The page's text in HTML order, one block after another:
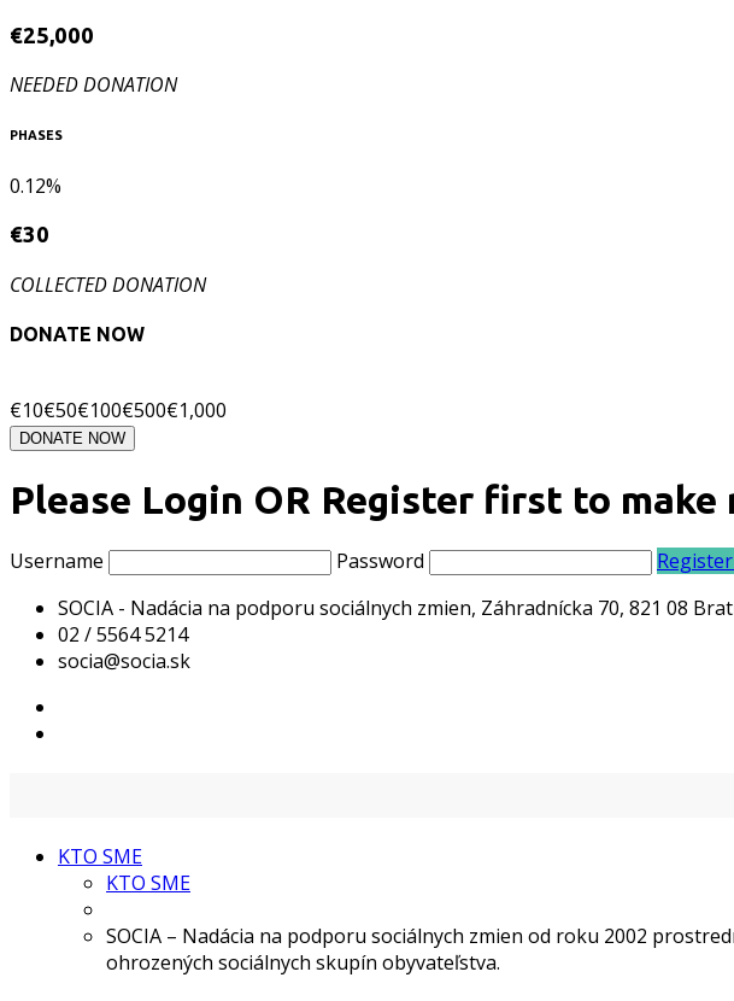
€25,000
NEEDED DONATION
PHASES
0.12%
€30
COLLECTED DONATION
DONATE NOW
€10€50€100€500€1,000
DONATE NOW
Please Login OR Register first to
Username Password
SOCIA - Nadácia na podporu sociálnych zmien, Záhradnícka 70, 821 08
02 / 5564 5214
socia@socia.sk
KTO SME
KTO SME
SOCIA – Nadácia na podporu sociálnych zmien od roku 2002
ohrozených sociálnych skupín obyvateľstva.